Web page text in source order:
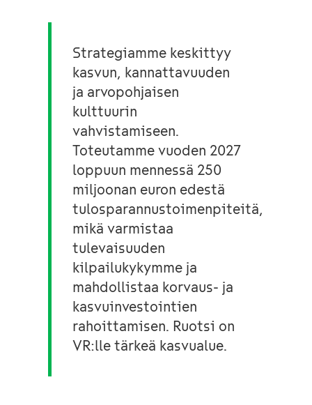
Strategiamme keskittyy
kasvun, kannattavuuden
ja arvopohjaisen
kulttuurin
vahvistamiseen.
Toteutamme vuoden 2027
loppuun mennessä 250
miljoonan euron edestä
tulosparannustoimenpiteitä,
mikä varmistaa
tulevaisuuden
kilpailukykymme ja
mahdollistaa korvaus- ja
kasvuinvestointien
rahoittamisen. Ruotsi on
VR:lle tärkeä kasvualue.